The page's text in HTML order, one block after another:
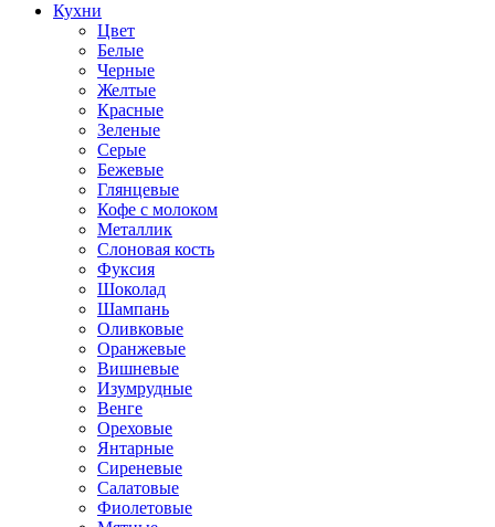
Кухни
Цвет
Белые
Черные
Желтые
Красные
Зеленые
Серые
Бежевые
Глянцевые
Кофе с молоком
Металлик
Слоновая кость
Фуксия
Шоколад
Шампань
Оливковые
Оранжевые
Вишневые
Изумрудные
Венге
Ореховые
Янтарные
Сиреневые
Салатовые
Фиолетовые